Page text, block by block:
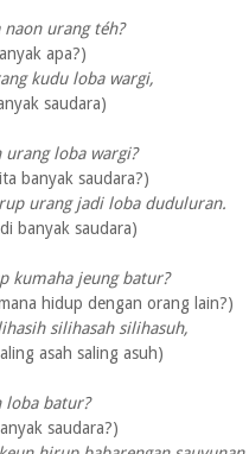
urang téh?
apa?)
kudu loba wargi,
saudara)
urang loba wargi?
banyak saudara?)
urang jadi loba duduluran.
banyak saudara)
kumaha jeung batur?
hidup dengan orang lain?)
silihasah silihasuh,
asah saling asuh)
loba batur?
saudara?)